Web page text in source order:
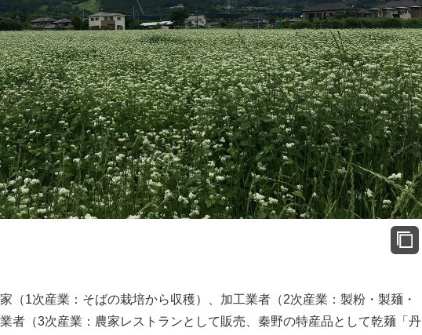
（1次産業：そばの栽培から収穫）、加工業者（2次産業：製粉・製麺・
者（3次産業：農家レストランとして販売、秦野の特産品として乾麺「丹